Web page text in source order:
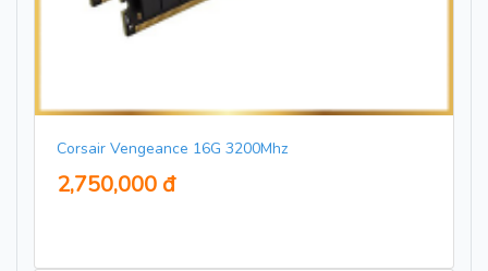
Corsair Vengeance 16G 3200Mhz
2,750,000 đ